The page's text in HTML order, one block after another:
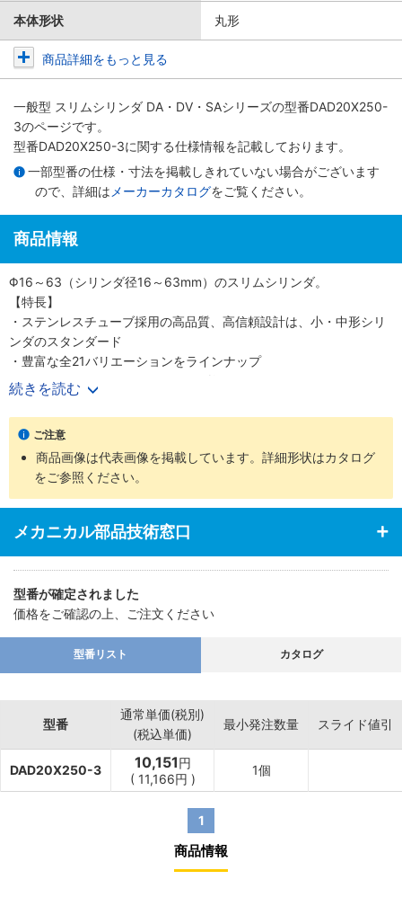
本体形状 丸形
商品詳細をもっと見る
一般型 スリムシリンダ DA・DV・SAシリーズの型番DAD20X250-
3のページです。
型番DAD20X250-3に関する仕様情報を記載しております。
一部型番の仕様・寸法を掲載しきれていない場合がございます
ので、詳細は メーカーカタログをご覧ください。
商品情報
Φ16～63（シリンダ径16～63mm）のスリムシリンダ。
【特長】
・ステンレスチューブ採用の高品質、高信頼設計は、小・中形シリ
ンダのスタンダード
・豊富な全21バリエーションをラインナップ
・700mm/s（Φ50、 63（シリンダ径50、63mm）は500mm/s）
の高速作動に対応
・耐久性のあるピストンパッキンを採用
・センサスイッチの後付けが可能
・高い取付け精度と簡単な取付作業
【用途】
・あらゆる業界の空気圧機器や生産ラインに対応
続きを読む
ご注意
商品画像は代表画像を掲載しています。詳細形状はカタログ
をご参照ください。
メカニカル部品技術窓口
型番が確定されました
価格をご確認の上、ご注文ください
型番リスト カタログ
型番
通常単価(税別)
(税込単価)
最小発注数量 スライド値引
DAD20X250-3 10,151円
( 11,166円 )
1個
1
商品情報